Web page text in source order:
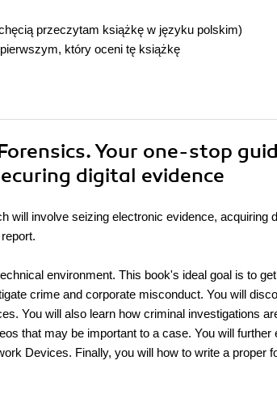
przeczytam książkę w języku polskim)
który oceni tę książkę
Your one-stop
digital evidence
will involve seizing electronic evidence, acquiring
environment. This book's ideal goal is to
crime and corporate misconduct. You will
You will also learn how criminal investigations
that may be important to a case. You will further
Devices. Finally, you will how to write a proper